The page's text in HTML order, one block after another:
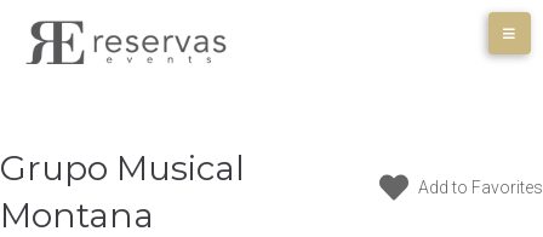
Grupo Musical
Montana
Add to Favorites